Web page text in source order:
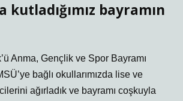
kutladığımız bayramın
Anma, Gençlik ve Spor Bayramı
bağlı okullarımızda lise ve
ağırladık ve bayramı coşkuyla